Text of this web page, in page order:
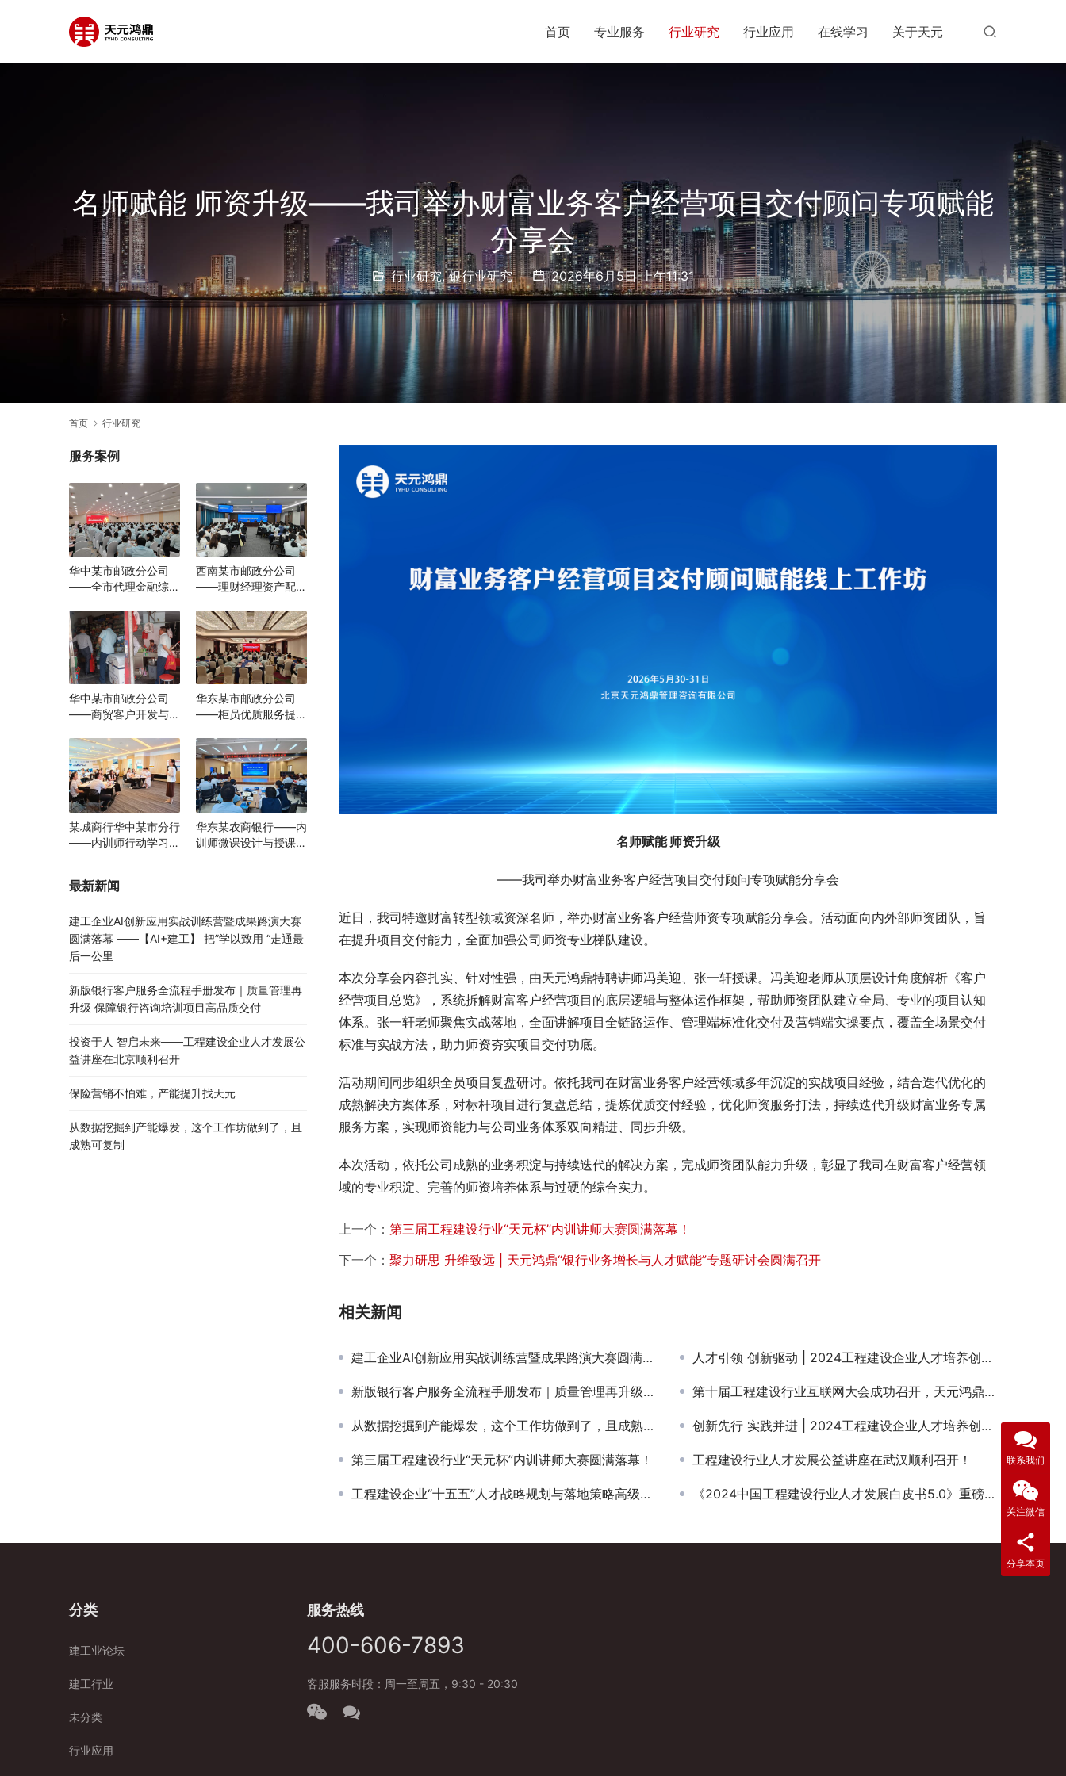
首页 专业服务 行业研究 行业应用 在线学习 关于天元
名师赋能 师资升级——我司举办财富业务客户经营项目交付顾问专项赋能
分享会
行业研究,银行业研究 2026年6月5日 上午11:31
首页 行业研究
名师赋能 师资升级
——我司举办财富业务客户经营项目交付顾问专项赋能分享会
近日，我司特邀财富转型领域资深名师，举办财富业务客户经营师资专项赋能分享会。活动面向内外部师资团队，旨
在提升项目交付能力，全面加强公司师资专业梯队建设。
本次分享会内容扎实、针对性强，由天元鸿鼎特聘讲师冯美迎、张一轩授课。冯美迎老师从顶层设计角度解析《客户
经营项目总览》，系统拆解财富客户经营项目的底层逻辑与整体运作框架，帮助师资团队建立全局、专业的项目认知
体系。张一轩老师聚焦实战落地，全面讲解项目全链路运作、管理端标准化交付及营销端实操要点，覆盖全场景交付
标准与实战方法，助力师资夯实项目交付功底。
活动期间同步组织全员项目复盘研讨。依托我司在财富业务客户经营领域多年沉淀的实战项目经验，结合迭代优化的
成熟解决方案体系，对标杆项目进行复盘总结，提炼优质交付经验，优化师资服务打法，持续迭代升级财富业务专属
服务方案，实现师资能力与公司业务体系双向精进、同步升级。
本次活动，依托公司成熟的业务积淀与持续迭代的解决方案，完成师资团队能力升级，彰显了我司在财富客户经营领
域的专业积淀、完善的师资培养体系与过硬的综合实力。
上一个： 第三届工程建设行业“天元杯”内训讲师大赛圆满落幕！
下一个： 聚力研思 升维致远 | 天元鸿鼎“银行业务增长与人才赋能”专题研讨会圆满召开
相关新闻
建工企业AI创新应用实战训练营暨成果路演大赛圆满落幕 ——【AI+建工】 把”学以致用 “走通最后一公里 人才引领 创新驱动 | 2024工程建设企业人才培养创新实践高级研讨会（天津站）顺利举办
新版银行客户服务全流程手册发布｜质量管理再升级 保障银行咨询培训项目高品质交付 第十届工程建设行业互联网大会成功召开，天元鸿鼎总经理王峰发表主题演讲！
从数据挖掘到产能爆发，这个工作坊做到了，且成熟可复制 创新先行 实践并进 | 2024工程建设企业人才培养创新实践高级研讨会（广州站）顺利举办
第三届工程建设行业“天元杯”内训讲师大赛圆满落幕！ 工程建设行业人才发展公益讲座在武汉顺利召开！
工程建设企业“十五五”人才战略规划与落地策略高级研讨会顺利举办！ 《2024中国工程建设行业人才发展白皮书5.0》重磅发布
服务案例
华中某市邮政分公司
——全市代理金融综合
西南某市邮政分公司
——理财经理资产配置
训
华中某市邮政分公司
——商贸客户开发与经
华东某市邮政分公司
——柜员优质服务提升
某城商行华中某市分行
——内训师行动学习训
华东某农商银行——内
训师微课设计与授课技
最新新闻
建工企业AI创新应用实战训练营暨成果路演大赛
圆满落幕 ——【AI+建工】 把”学以致用 “走通最
后一公里
新版银行客户服务全流程手册发布｜质量管理再
升级 保障银行咨询培训项目高品质交付
投资于人 智启未来——工程建设企业人才发展公
益讲座在北京顺利召开
保险营销不怕难，产能提升找天元
从数据挖掘到产能爆发，这个工作坊做到了，且
成熟可复制
分类
建工业论坛
建工行业
未分类
行业应用
服务热线
400-606-7893
客服服务时段：周一至周五，9:30 - 20:30
联系我们
关注微信
分享本页